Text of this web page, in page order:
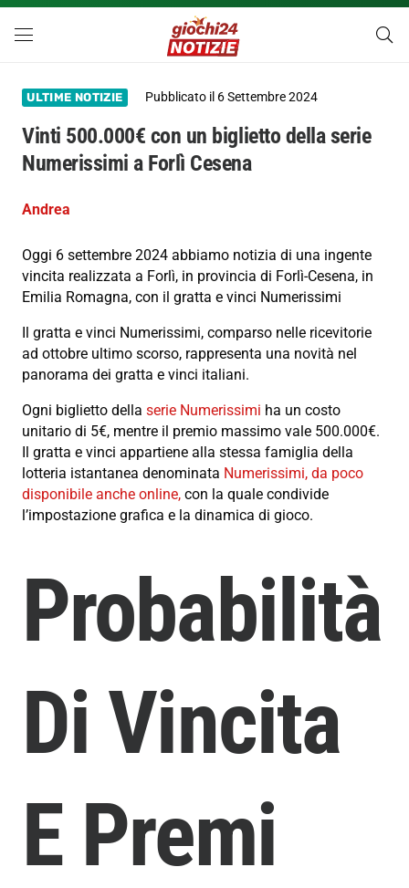
ULTIME NOTIZIE Pubblicato il 6 Settembre 2024
Vinti 500.000€ con un biglietto della serie
Numerissimi a Forlì Cesena
Andrea
Oggi 6 settembre 2024 abbiamo notizia di una ingente
vincita realizzata a Forlì, in provincia di Forlì-Cesena, in
Emilia Romagna, con il gratta e vinci Numerissimi
Il gratta e vinci Numerissimi, comparso nelle ricevitorie
ad ottobre ultimo scorso, rappresenta una novità nel
panorama dei gratta e vinci italiani.
Ogni biglietto della serie Numerissimi ha un costo
unitario di 5€, mentre il premio massimo vale 500.000€.
Il gratta e vinci appartiene alla stessa famiglia della
lotteria istantanea denominata Numerissimi, da poco
disponibile anche online, con la quale condivide
l’impostazione grafica e la dinamica di gioco.
Probabilità
Di Vincita
E Premi